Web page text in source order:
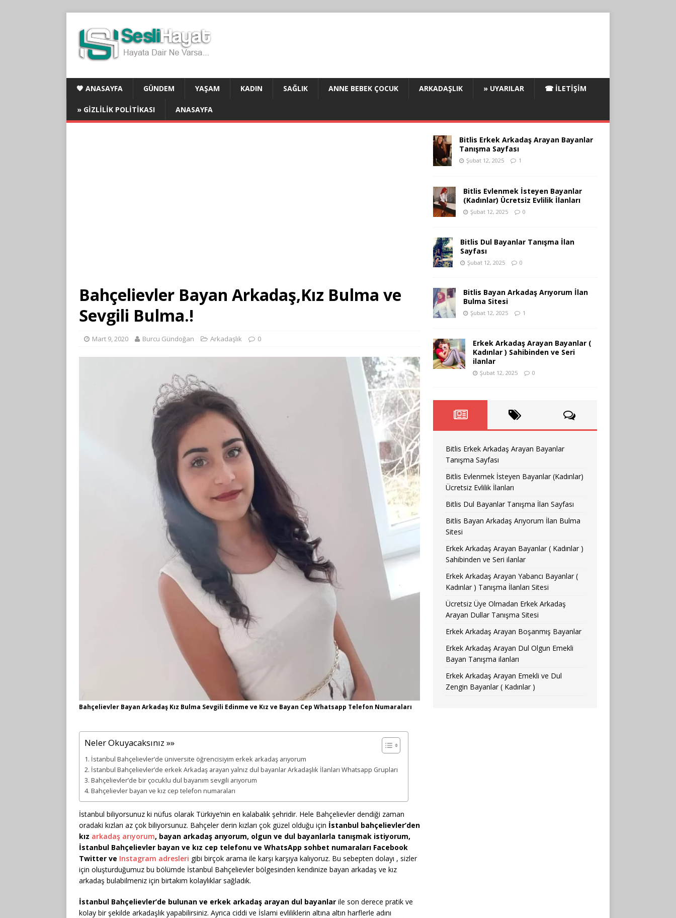
🧡 ANASAYFA GÜNDEM YAŞAM KADIN SAĞLIK ANNE BEBEK ÇOCUK ARKADAŞLIK » UYARILAR ☎ İLETIŞIM
» GIZLILIK POLITIKASI ANASAYFA
Bahçelievler Bayan Arkadaş,Kız Bulma ve
Sevgili Bulma.!
Mart 9, 2020 Burcu Gündoğan Arkadaşlık 0
Bahçelievler Bayan Arkadaş Kız Bulma Sevgili Edinme ve Kız ve Bayan Cep Whatsapp Telefon Numaraları
Neler Okuyacaksınız »»
İstanbul Bahçelievler’de üniversite öğrencisiyim erkek arkadaş arıyorum
İstanbul Bahçelievler’de erkek Arkadaş arayan yalnız dul bayanlar Arkadaşlık İlanları Whatsapp Grupları
Bahçelievler’de bir çocuklu dul bayanım sevgili arıyorum
Bahçelievler bayan ve kız cep telefon numaraları
İstanbul biliyorsunuz ki nüfus olarak Türkiye’nin en kalabalık şehridir. Hele Bahçelievler dendiği zaman
oradaki kızları az çok biliyorsunuz. Bahçeler derin kızları çok güzel olduğu için İstanbul bahçelievler’den
kız arkadaş arıyorum, bayan arkadaş arıyorum, olgun ve dul bayanlarla tanışmak istiyorum,
İstanbul Bahçelievler bayan ve kız cep telefonu ve WhatsApp sohbet numaraları Facebook
Twitter ve Instagram adresleri gibi birçok arama ile karşı karşıya kalıyoruz. Bu sebepten dolayı , sizler
için oluşturduğumuz bu bölümde İstanbul Bahçelievler bölgesinden kendinize bayan arkadaş ve kız
arkadaş bulabilmeniz için birtakım kolaylıklar sağladık.
İstanbul Bahçelievler’de bulunan ve erkek arkadaş arayan dul bayanlar ile son derece pratik ve
kolay bir şekilde arkadaşlık yapabilirsiniz. Ayrıca ciddi ve İslami evliliklerin altına altın harflerle adını
Bitlis Erkek Arkadaş Arayan Bayanlar
Tanışma Sayfası
Şubat 12, 2025 1
Bitlis Evlenmek İsteyen Bayanlar
(Kadınlar) Ücretsiz Evlilik İlanları
Şubat 12, 2025 0
Bitlis Dul Bayanlar Tanışma İlan
Sayfası
Şubat 12, 2025 0
Bitlis Bayan Arkadaş Arıyorum İlan
Bulma Sitesi
Şubat 12, 2025 1
Erkek Arkadaş Arayan Bayanlar (
Kadınlar ) Sahibinden ve Seri
ilanlar
Şubat 12, 2025 0
Bitlis Erkek Arkadaş Arayan Bayanlar
Tanışma Sayfası
Bitlis Evlenmek İsteyen Bayanlar (Kadınlar)
Ücretsiz Evlilik İlanları
Bitlis Dul Bayanlar Tanışma İlan Sayfası
Bitlis Bayan Arkadaş Arıyorum İlan Bulma
Sitesi
Erkek Arkadaş Arayan Bayanlar ( Kadınlar )
Sahibinden ve Seri ilanlar
Erkek Arkadaş Arayan Yabancı Bayanlar (
Kadınlar ) Tanışma İlanları Sitesi
Ücretsiz Üye Olmadan Erkek Arkadaş
Arayan Dullar Tanışma Sitesi
Erkek Arkadaş Arayan Boşanmış Bayanlar
Erkek Arkadaş Arayan Dul Olgun Emekli
Bayan Tanışma ilanları
Erkek Arkadaş Arayan Emekli ve Dul
Zengin Bayanlar ( Kadınlar )